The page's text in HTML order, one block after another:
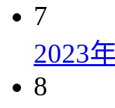
7
2023
8